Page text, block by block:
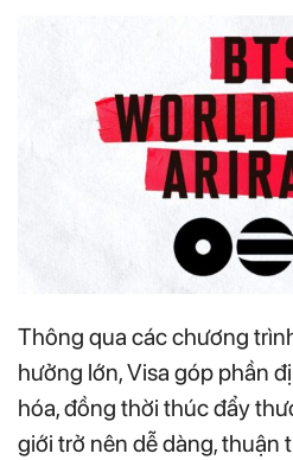
Thông qua các chương
hưởng lớn, Visa góp phần
hóa, đồng thời thúc đẩy
giới trở nên dễ dàng, thuận